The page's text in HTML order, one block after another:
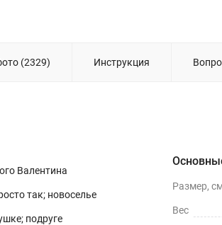
(2329) Инструкция
Валентина
так; новоселье
подруге
Размер,
Вес